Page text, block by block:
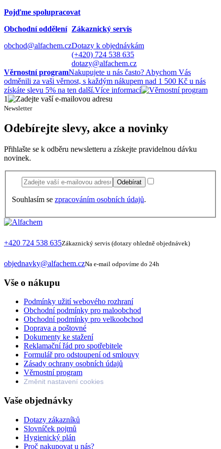
Pojďme spolupracovat
Obchodní oddělení
obchod@alfachem.cz
Zákaznický servis
Dotazy k objednávkám
(+420) 724 538 635
dotazy@alfachem.cz
Věrnostní programNakupujete u nás často? Abychom Vás
odměnili za vaši věrnost, s každým nákupem nad 1 500 Kč u nás
získáte slevu 5% na ten další.Více informací
1
Newsletter
Odebírejte slevy, akce a novinky
Přihlašte se k odběru newsletteru a získejte pravidelnou dávku
novinek.
Odebírat
Souhlasím se zpracováním osobních údajů.
+420 724 538 635Zákaznický servis (dotazy ohledně objednávek)
objednavky@alfachem.czNa e-mail odpovíme do 24h
Vše o nákupu
Podmínky užití webového rozhraní
Obchodní podmínky pro maloobchod
Obchodní podmínky pro velkoobchod
Doprava a poštovné
Dokumenty ke stažení
Reklamační řád pro spotřebitele
Formulář pro odstoupení od smlouvy
Zásady ochrany osobních údajů
Věrnostní program
Změnit nastavení cookies
Vaše objednávky
Dotazy zákazníků
Slovníček pojmů
Hygienický plán
Proč nakupovat u nás?